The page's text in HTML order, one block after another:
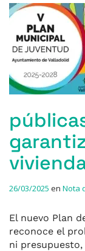
26/03/2025 en Nota
El nuevo Plan
reconoce el
ni